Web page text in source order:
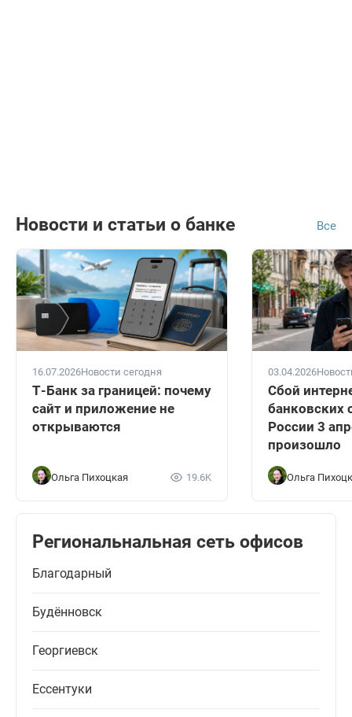
Новости и статьи о банке Все
16.07.2026Новости сегодня
Т-Банк за границей: почему
сайт и приложение не
открываются
Ольга Пихоцкая 19.6K
03.04.2026
Сбой
банковских
России 3
произошло
Ольга
Региональнальная сеть офисов
Благодарный
Будённовск
Георгиевск
Ессентуки